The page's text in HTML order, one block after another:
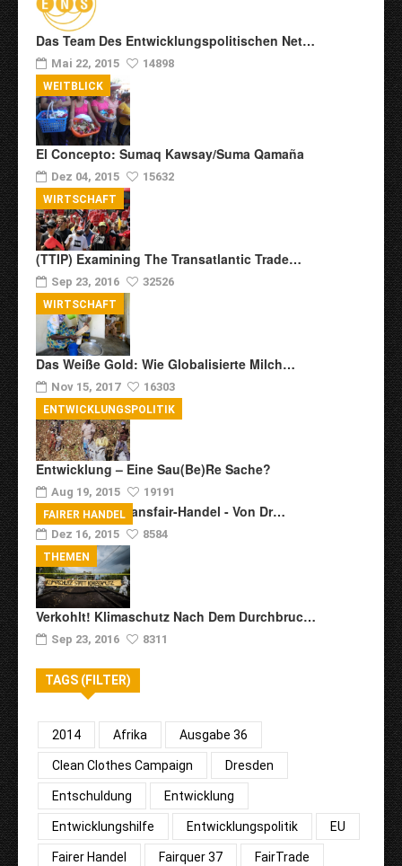
Das Team Des Entwicklungspolitischen Net…
Mai 22, 2015 14898
El Concepto: Sumaq Kawsay/Suma Qamaña
Dez 04, 2015 15632
WEITBLICK
(TTIP) Examining The Transatlantic Trade…
Sep 23, 2016 32526
WIRTSCHAFT
Das Weiße Gold: Wie Globalisierte Milch…
Nov 15, 2017 16303
WIRTSCHAFT
Entwicklung – Eine Sau(be)re Sache?
Aug 19, 2015 19191
ENTWICKLUNGSPOLITIK
Zur Kritik Am Transfair-Handel - Von Dr…
Dez 16, 2015 8584
FAIRER HANDEL
Verkohlt! Klimaschutz Nach Dem Durchbruc…
Sep 23, 2016 8311
THEMEN
TAGS (FILTER)
2014 Afrika Ausgabe 36
Clean Clothes Campaign Dresden
Entschuldung Entwicklung
Entwicklungshilfe Entwicklungspolitik EU
Fairer Handel Fairquer 37 FairTrade